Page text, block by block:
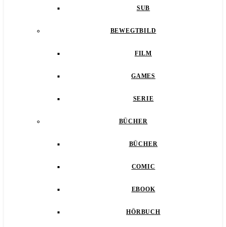
SUB
BEWEGTBILD
FILM
GAMES
SERIE
BÜCHER
BÜCHER
COMIC
EBOOK
HÖRBUCH